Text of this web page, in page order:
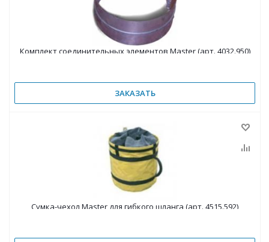
Комплект соединительных элементов Master (арт. 4032.950)
ЗАКАЗАТЬ
Сумка-чехол Master для гибкого шланга (арт. 4515.592)